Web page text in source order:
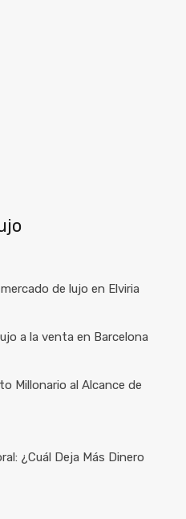
de lujo en Elviria
a la venta en Barcelona
Millonario al Alcance de
¿Cuál Deja Más Dinero